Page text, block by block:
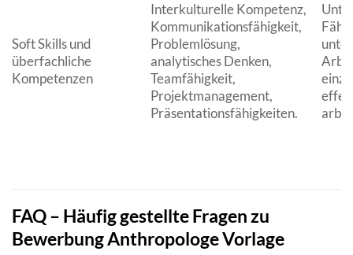
Soft Skills und
überfachliche
Kompetenzen
Interkulturelle Kompetenz,
Kommunikationsfähigkeit,
Problemlösung,
analytisches Denken,
Teamfähigkeit,
Projektmanagement,
Präsentationsfähigkeiten.
FAQ – Häufig gestellte Fragen zu
Bewerbung Anthropologe Vorlage